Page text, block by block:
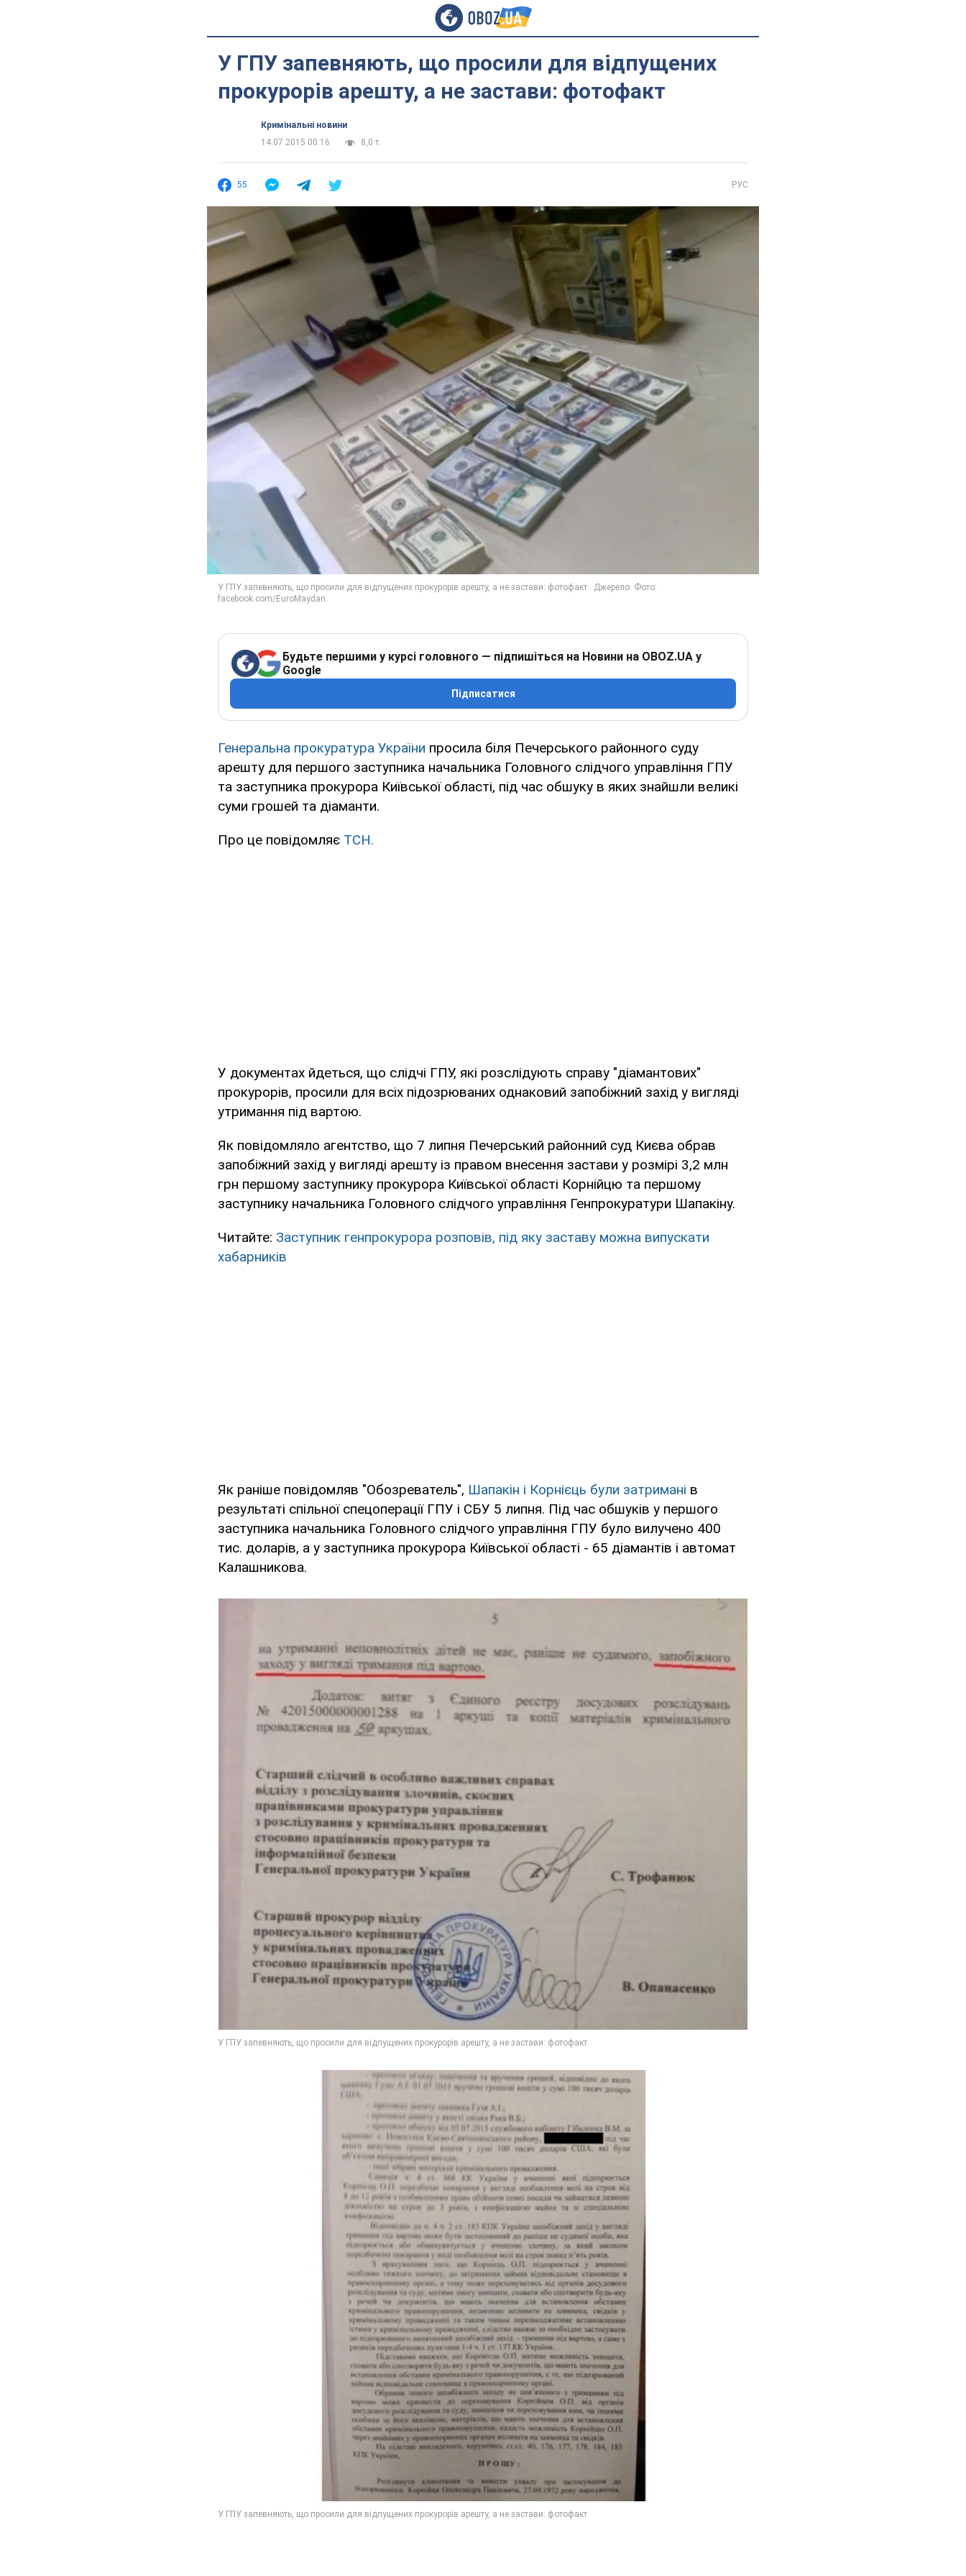
У ГПУ запевняють, що просили для відпущених
прокурорів арешту, а не застави: фотофакт
Кримінальні новини
14.07.2015 00:16
8,0 т.
55 РУС
Будьте першими у курсі головного — підпишіться на Новини на OBOZ.UA у
Google
Підписатися
Генеральна прокуратура України просила біля Печерського районного суду
арешту для першого заступника начальника Головного слідчого управління ГПУ
та заступника прокурора Київської області, під час обшуку в яких знайшли великі
суми грошей та діаманти.
Про це повідомляє ТСН.
У документах йдеться, що слідчі ГПУ, які розслідують справу "діамантових"
прокурорів, просили для всіх підозрюваних однаковий запобіжний захід у вигляді
утримання під вартою.
Як повідомляло агентство, що 7 липня Печерський районний суд Києва обрав
запобіжний захід у вигляді арешту із правом внесення застави у розмірі 3,2 млн
грн першому заступнику прокурора Київської області Корнійцю та першому
заступнику начальника Головного слідчого управління Генпрокуратури Шапакіну.
Читайте: Заступник генпрокурора розповів, під яку заставу можна випускати
хабарників
Як раніше повідомляв "Обозреватель", Шапакін і Корнієць були затримані в
результаті спільної спецоперації ГПУ і СБУ 5 липня. Під час обшуків у першого
заступника начальника Головного слідчого управління ГПУ було вилучено 400
тис. доларів, а у заступника прокурора Київської області - 65 діамантів і автомат
Калашникова.